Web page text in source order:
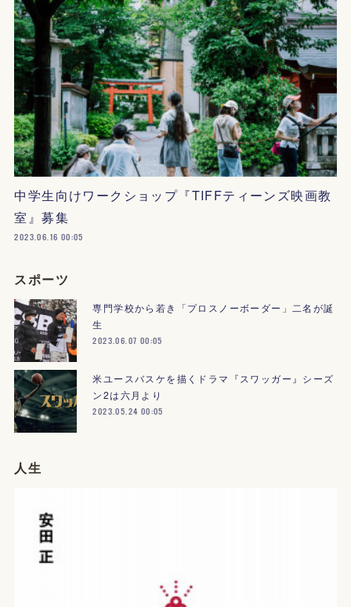
中学生向けワークショップ『TIFFティーンズ映画教
室』募集
2023.06.16 00:05
スポーツ
専門学校から若き「プロスノーボーダー」二名が誕
生
2023.06.07 00:05
米ユースバスケを描くドラマ『スワッガー』シーズ
ン2は六月より
2023.05.24 00:05
人生